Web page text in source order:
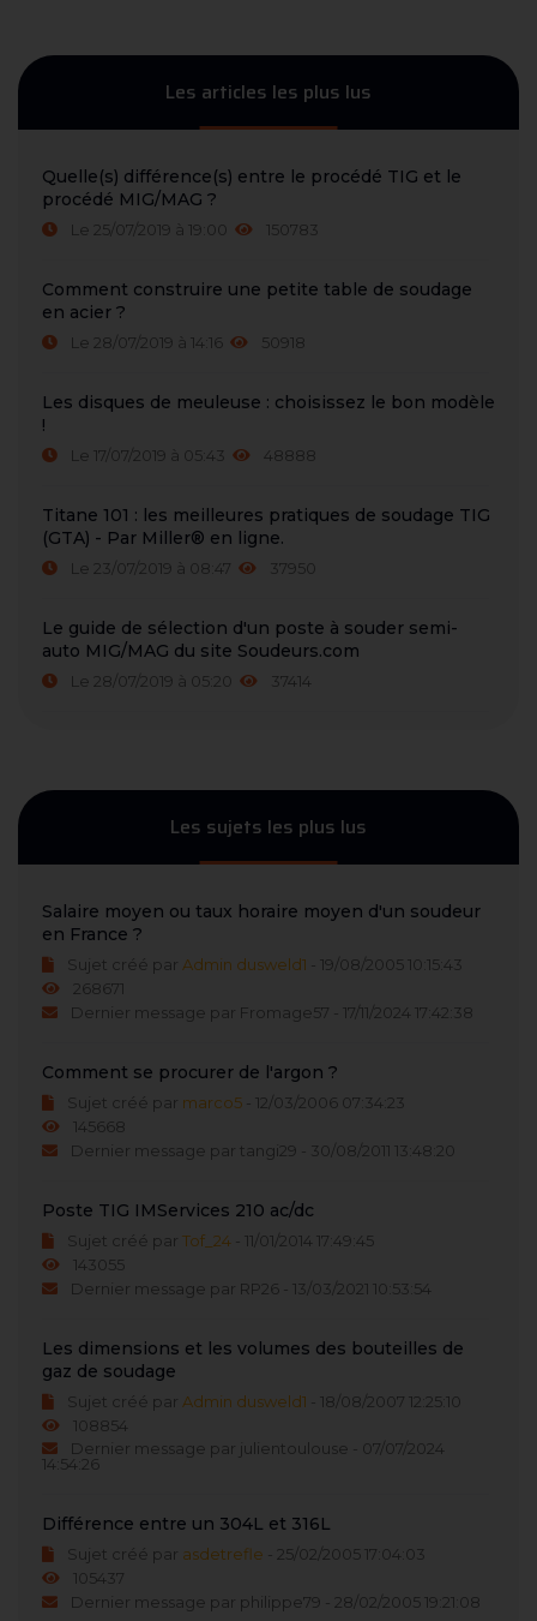
Les articles les plus lus
Quelle(s) différence(s) entre le procédé TIG et le
procédé MIG/MAG ?
Le 25/07/2019 à 19:00 150783
Comment construire une petite table de soudage
en acier ?
Le 28/07/2019 à 14:16 50918
Les disques de meuleuse : choisissez le bon modèle
!
Le 17/07/2019 à 05:43 48888
Titane 101 : les meilleures pratiques de soudage TIG
(GTA) - Par Miller® en ligne.
Le 23/07/2019 à 08:47 37950
Le guide de sélection d'un poste à souder semi-
auto MIG/MAG du site Soudeurs.com
Le 28/07/2019 à 05:20 37414
Les sujets les plus lus
Salaire moyen ou taux horaire moyen d'un soudeur
en France ?
Sujet créé par Admin dusweld1 - 19/08/2005 10:15:43
268671
Dernier message par Fromage57 - 17/11/2024 17:42:38
Comment se procurer de l'argon ?
Sujet créé par marco5 - 12/03/2006 07:34:23
145668
Dernier message par tangi29 - 30/08/2011 13:48:20
Poste TIG IMServices 210 ac/dc
Sujet créé par Tof_24 - 11/01/2014 17:49:45
143055
Dernier message par RP26 - 13/03/2021 10:53:54
Les dimensions et les volumes des bouteilles de
gaz de soudage
Sujet créé par Admin dusweld1 - 18/08/2007 12:25:10
108854
Dernier message par julientoulouse - 07/07/2024
14:54:26
Différence entre un 304L et 316L
Sujet créé par asdetrefle - 25/02/2005 17:04:03
105437
Dernier message par philippe79 - 28/02/2005 19:21:08